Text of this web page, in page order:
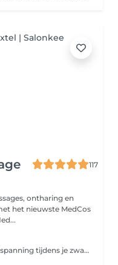
117
ontharing en
het nieuwste MedCos
Gun jezelf een moment van pure ontspanning tijdens je zwangerschap met ons speciaal samengestelde Mommy to Be Arrangement. Dit verwenmoment is volledig afgestemd op de behoeften van aanstaande moeders. Je geniet van een 45 minuten durende gezichtsbehandeling, waarbij je huid intens wordt verzorgd en gehydrateerd met milde, veilige producten. Aansluitend volgt een 45 minuten ontspanningsmassage, uitgevoerd in buikligging op een speciale zwangerschapsbank van Bellezi. Deze unieke bank is ontworpen om jouw lichaam optimaal te ondersteunen, zodat je comfortabel en veilig kunt ontspannen. Dit arrangement helpt spanning te verminderen, stimuleert de doorbloeding en zorgt ervoor dat je even helemaal tot rust komt een waardevol moment voor jou én je baby. Ontspannen, verzorgen en genieten in alle comfort tijdens je zwangerschap.